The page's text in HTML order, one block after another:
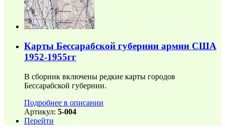
Карты Бессарабской губернии армии США
1952-1955гг
В сборник включены редкие карты городов
Бессарабской губернии.
Подробнее в описании
Артикул: 5-004
Перейти